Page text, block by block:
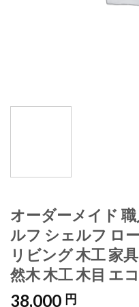
オーダーメイド
ルフ シェルフ ロ
リビング 木工 家
然木 木工 木目 エ
38,000 円